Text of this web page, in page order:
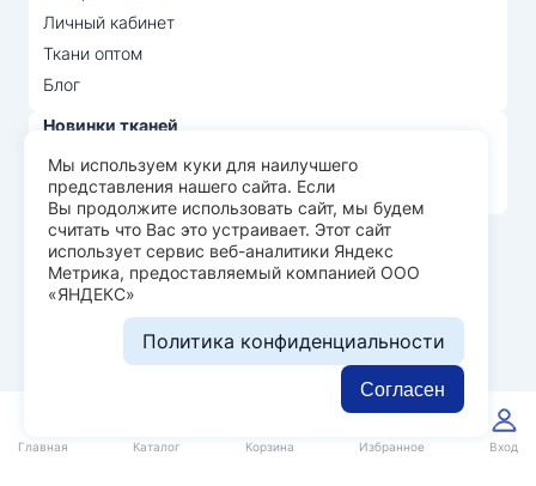
Главная Каталог Корзина Избранное Вход
Личный кабинет
Ткани оптом
Блог
Новинки тканей
Распродажа тканей
Лидеры продаж
© Арт Текс — продажа тканей оптом, 2026
Пользовательское соглашение
Политика конфиденциальности
Разработка сайта —
Мы используем куки для наилучшего
представления нашего сайта. Если
Вы продолжите использовать сайт, мы будем
считать что Вас это устраивает. Этот сайт
использует сервис веб-аналитики Яндекс
Метрика, предоставляемый компанией ООО
«ЯНДЕКС»
Политика конфиденциальности
Согласен